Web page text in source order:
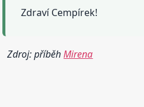
Zdraví Cempírek!
Zdroj: příběhMirena